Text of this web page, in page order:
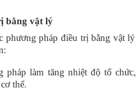
bằng vật lý
phương pháp điều trị bằng vật lý
pháp làm tăng nhiệt độ tổ
thể.